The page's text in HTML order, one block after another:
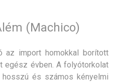
(Machico)
az import homokkal borított
egész évben. A folyótorkolat
és számos kényelmi